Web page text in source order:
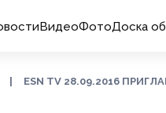
ВидеоФотоДоска
ESN TV 28.09.2016